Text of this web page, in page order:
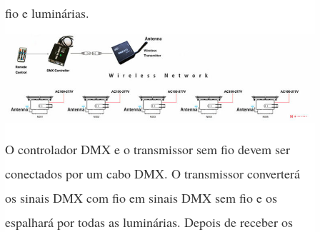
fio eluminárias.
O controlador DMX e o transmissor sem fio devem ser
conectados por um cabo DMX. O transmissor converterá
os sinais DMX com fio em sinais DMX sem fio e os
espalhará por todas as luminárias. Depois de receber os